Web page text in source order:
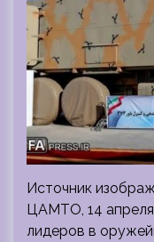
Источник
ЦАМТО, 14
лидеров в